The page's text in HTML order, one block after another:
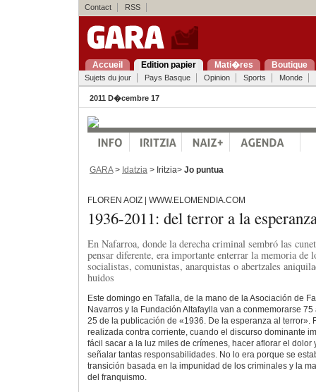
Contact RSS
Accueil Edition papier Mati�res Boutique
Sujets du jour Pays Basque Opinion Sports Monde
2011 D�cembre 17
GARA> Idatzia > Iritzia> Jo puntua
FLOREN AOIZ | WWW.ELOMENDIA.COM
1936-2011: del terror a la
En Nafarroa, donde la derecha criminal sembró las
pensar diferente, era importante enterrar la memoria de
socialistas, comunistas, anarquistas o abertzales
huidos
Este domingo en Tafalla, de la mano de la Asociación de
Navarros y la Fundación Altafaylla van a conmemorarse
25 de la publicación de «1936. De la esperanza al terror».
realizada contra corriente, cuando el discurso dominante
fácil sacar a la luz miles de crímenes, hacer aflorar el dolor
señalar tantas responsabilidades. No lo era porque se
transición basada en la impunidad de los criminales y la
del franquismo.